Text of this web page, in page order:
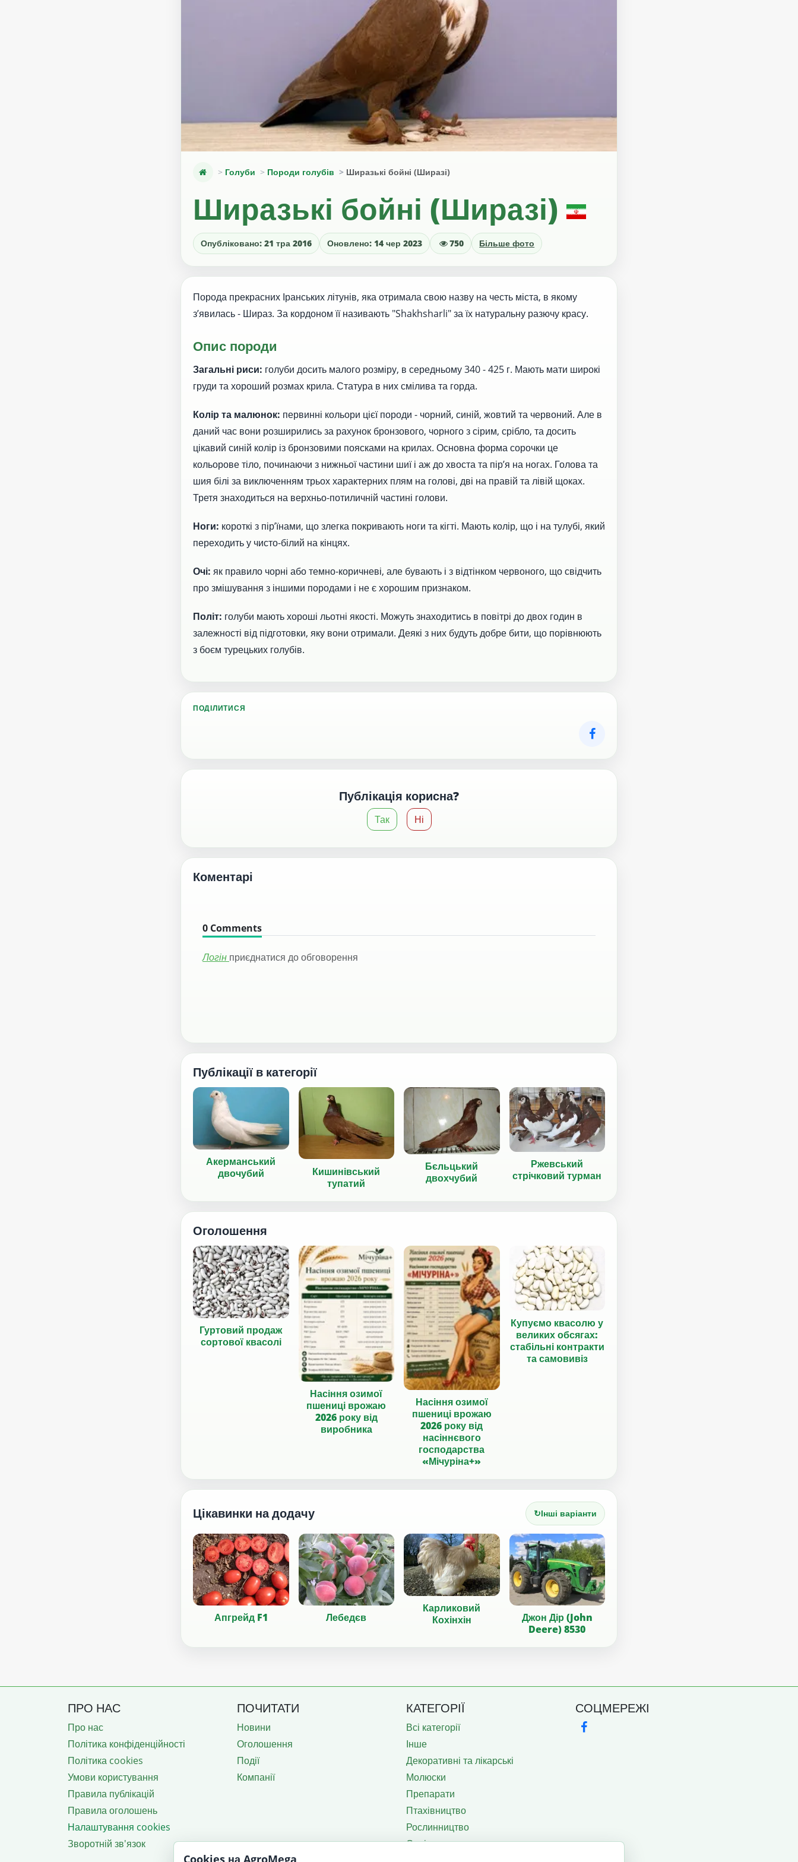
Голуби Породи голубів Ширазькі бойні (Ширазі)
Ширазькі бойні (Ширазі)
Опубліковано: 21 тра 2016 Оновлено: 14 чер 2023 750 Більше фото
Порода прекрасних Іранських літунів, яка отримала свою назву на честь міста, в якому
з’явилась - Шираз. За кордоном її називають "Shakhsharli" за їх натуральну разючу красу.
Опис породи
Загальні риси: голуби досить малого розміру, в середньому 340 - 425 г. Мають мати широкі
груди та хороший розмах крила. Статура в них смілива та горда.
Колір та малюнок: первинні кольори цієї породи - чорний, синій, жовтий та червоний. Але в
даний час вони розширились за рахунок бронзового, чорного з сірим, срібло, та досить
цікавий синій колір із бронзовими поясками на крилах. Основна форма сорочки це
кольорове тіло, починаючи з нижньої частини шиї і аж до хвоста та пір’я на ногах. Голова та
шия білі за виключенням трьох характерних плям на голові, дві на правій та лівій щоках.
Третя знаходиться на верхньо-потиличній частині голови.
Ноги: короткі з пір’їнами, що злегка покривають ноги та кігті. Мають колір, що і на тулубі, який
переходить у чисто-білий на кінцях.
Очі: як правило чорні або темно-коричневі, але бувають і з відтінком червоного, що свідчить
про змішування з іншими породами і не є хорошим признаком.
Політ: голуби мають хороші льотні якості. Можуть знаходитись в повітрі до двох годин в
залежності від підготовки, яку вони отримали. Деякі з них будуть добре бити, що порівнюють
з боєм турецьких голубів.
ПОДІЛИТИСЯ
Публікація корисна?
Так Ні
Коментарі
0 Comments
Логін приєднатися до обговорення
Публікації в категорії
Акерманський
двочубий
Кишинівський
тупатий
Бєльцький
двохчубий
Ржевський
стрічковий турман
Оголошення
Гуртовий продаж
сортової квасолі
Насіння озимої
пшениці врожаю
2026 року від
виробника
Насіння озимої
пшениці врожаю
2026 року від
насіннєвого
господарства
«Мічуріна+»
Купуємо квасолю у
великих обсягах:
стабільні контракти
та самовивіз
Цікавинки на додачу ↻Інші варіанти
Апгрейд F1 Лебедєв
Карликовий
Кохінхін
Джон Дір (John
Deere) 8530
ПРО НАС
Про нас
Політика конфіденційності
Політика cookies
Умови користування
Правила публікацій
Правила оголошень
Налаштування cookies
Зворотній зв'язок
ПОЧИТАТИ
Новини
Оголошення
Події
Компанії
КАТЕГОРІЇ
Всі категорії
Інше
Декоративні та лікарські
Молюски
Препарати
Птахівництво
Рослинництво
Садівництво
СОЦМЕРЕЖІ
Cookies на AgroMega